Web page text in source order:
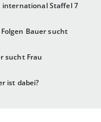
international Staffel 7
Bauer sucht
sucht Frau
ist dabei?